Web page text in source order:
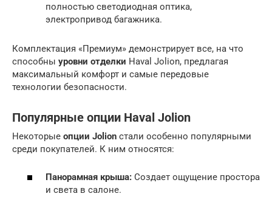
полностью светодиодная оптика,
электропривод багажника.
Комплектация «Премиум» демонстрирует все, на что
способны уровни отделки Haval Jolion, предлагая
максимальный комфорт и самые передовые
технологии безопасности.
Популярные опции Haval Jolion
Некоторые опции Jolion стали особенно популярными
среди покупателей. К ним относятся:
Панорамная крыша: Создает ощущение простора
и света в салоне.